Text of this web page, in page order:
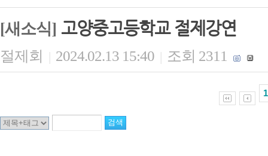
[새소식] 고양중고등학교 절제강연
절제회 | 2024.02.13 15:40 | 조회 2311
1